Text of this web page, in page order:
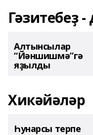
Гәзитебеҙ
Алтынсылар
“Йәншишмә”гә
яҙылды
Хикәйәләр
Һунарсы терпе